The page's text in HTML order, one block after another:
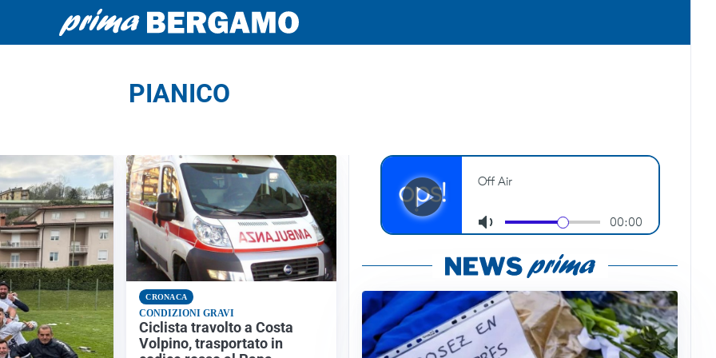
PIANICO
CRONACA
CONDIZIONI GRAVI
Ciclista travolto a Costa
Volpino, trasportato in